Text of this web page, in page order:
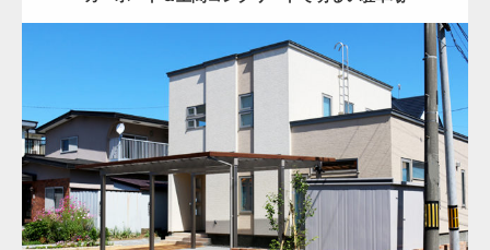
セミクローズ シンプル モダン アプローチ 駐車スペース 物置 カーポ
ート フェンス 塀 土間コンクリート シンボルツリー 苫
小牧市 新築住宅
詳細